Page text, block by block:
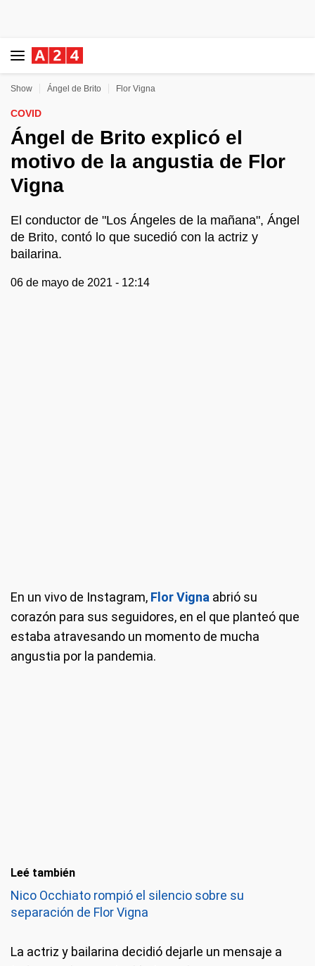
Show Ángel de Brito Flor Vigna
COVID
Ángel de Brito explicó el
motivo de la angustia de Flor
Vigna
El conductor de "Los Ángeles de la mañana", Ángel
de Brito, contó lo que sucedió con la actriz y
bailarina.
06 de mayo de 2021 - 12:14
En un vivo de Instagram, Flor Vigna abrió su
corazón para sus seguidores, en el que planteó que
estaba atravesando un momento de mucha
angustia por la pandemia.
Leé también
Nico Occhiato rompió el silencio sobre su
separación de Flor Vigna
La actriz y bailarina decidió dejarle un mensaje a